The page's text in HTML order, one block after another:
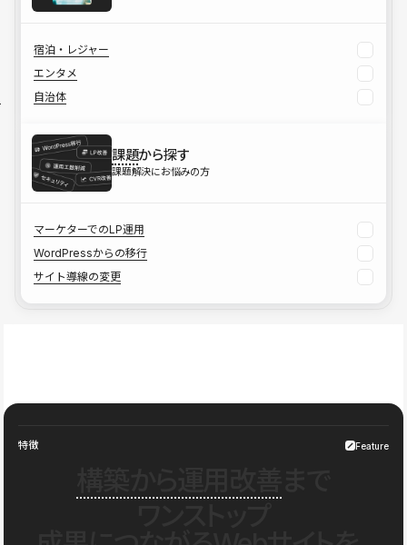
宿泊・レジャー
エンタメ
自治体
課題から探す
課題解決にお悩みの方
マーケターでのLP運用
WordPressからの移行
サイト導線の変更
特徴 Feature